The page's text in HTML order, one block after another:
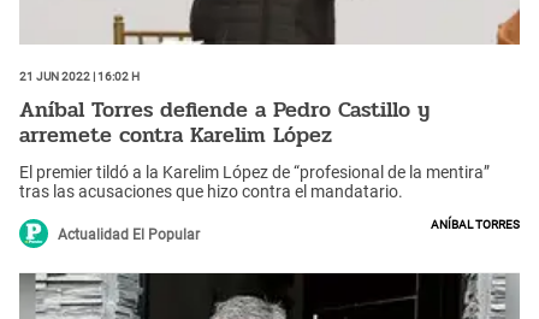
21 Jun 2022 | 16:02 h
Aníbal Torres defiende a Pedro Castillo y
arremete contra Karelim López
El premier tildó a la Karelim López de “profesional de la mentira”
tras las acusaciones que hizo contra el mandatario.
Actualidad El Popular
Aníbal Torres